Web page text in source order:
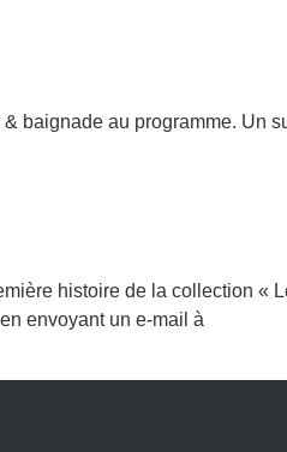
baignade au programme. Un
histoire de la collection «
envoyant un e-mail à